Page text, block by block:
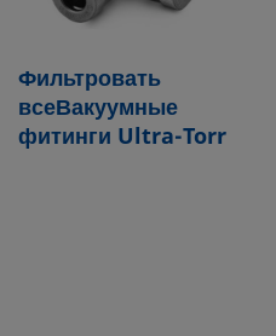
Фильтровать
всеВакуумные
фитинги Ultra-Torr